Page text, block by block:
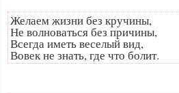
Желаем жизни без кручины,
Не волноваться без причины,
Всегда иметь веселый вид,
Вовек не знать, где что болит.